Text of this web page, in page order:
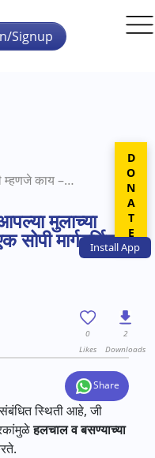
InstallApp
Signup
सेरेब्रल पाल्सी म्हणजे काय –आपल्या मुलाच्या निदानाला समजून घेण्यासाठी एक सोपी मार्गदर्शिका
मुलाच्या
मार्गदर्शिका
0
Likes
2
Downloads
Share
संबंधितस्थितीआहे,जी
हलचालवबसण्याच्या
.
DONATE